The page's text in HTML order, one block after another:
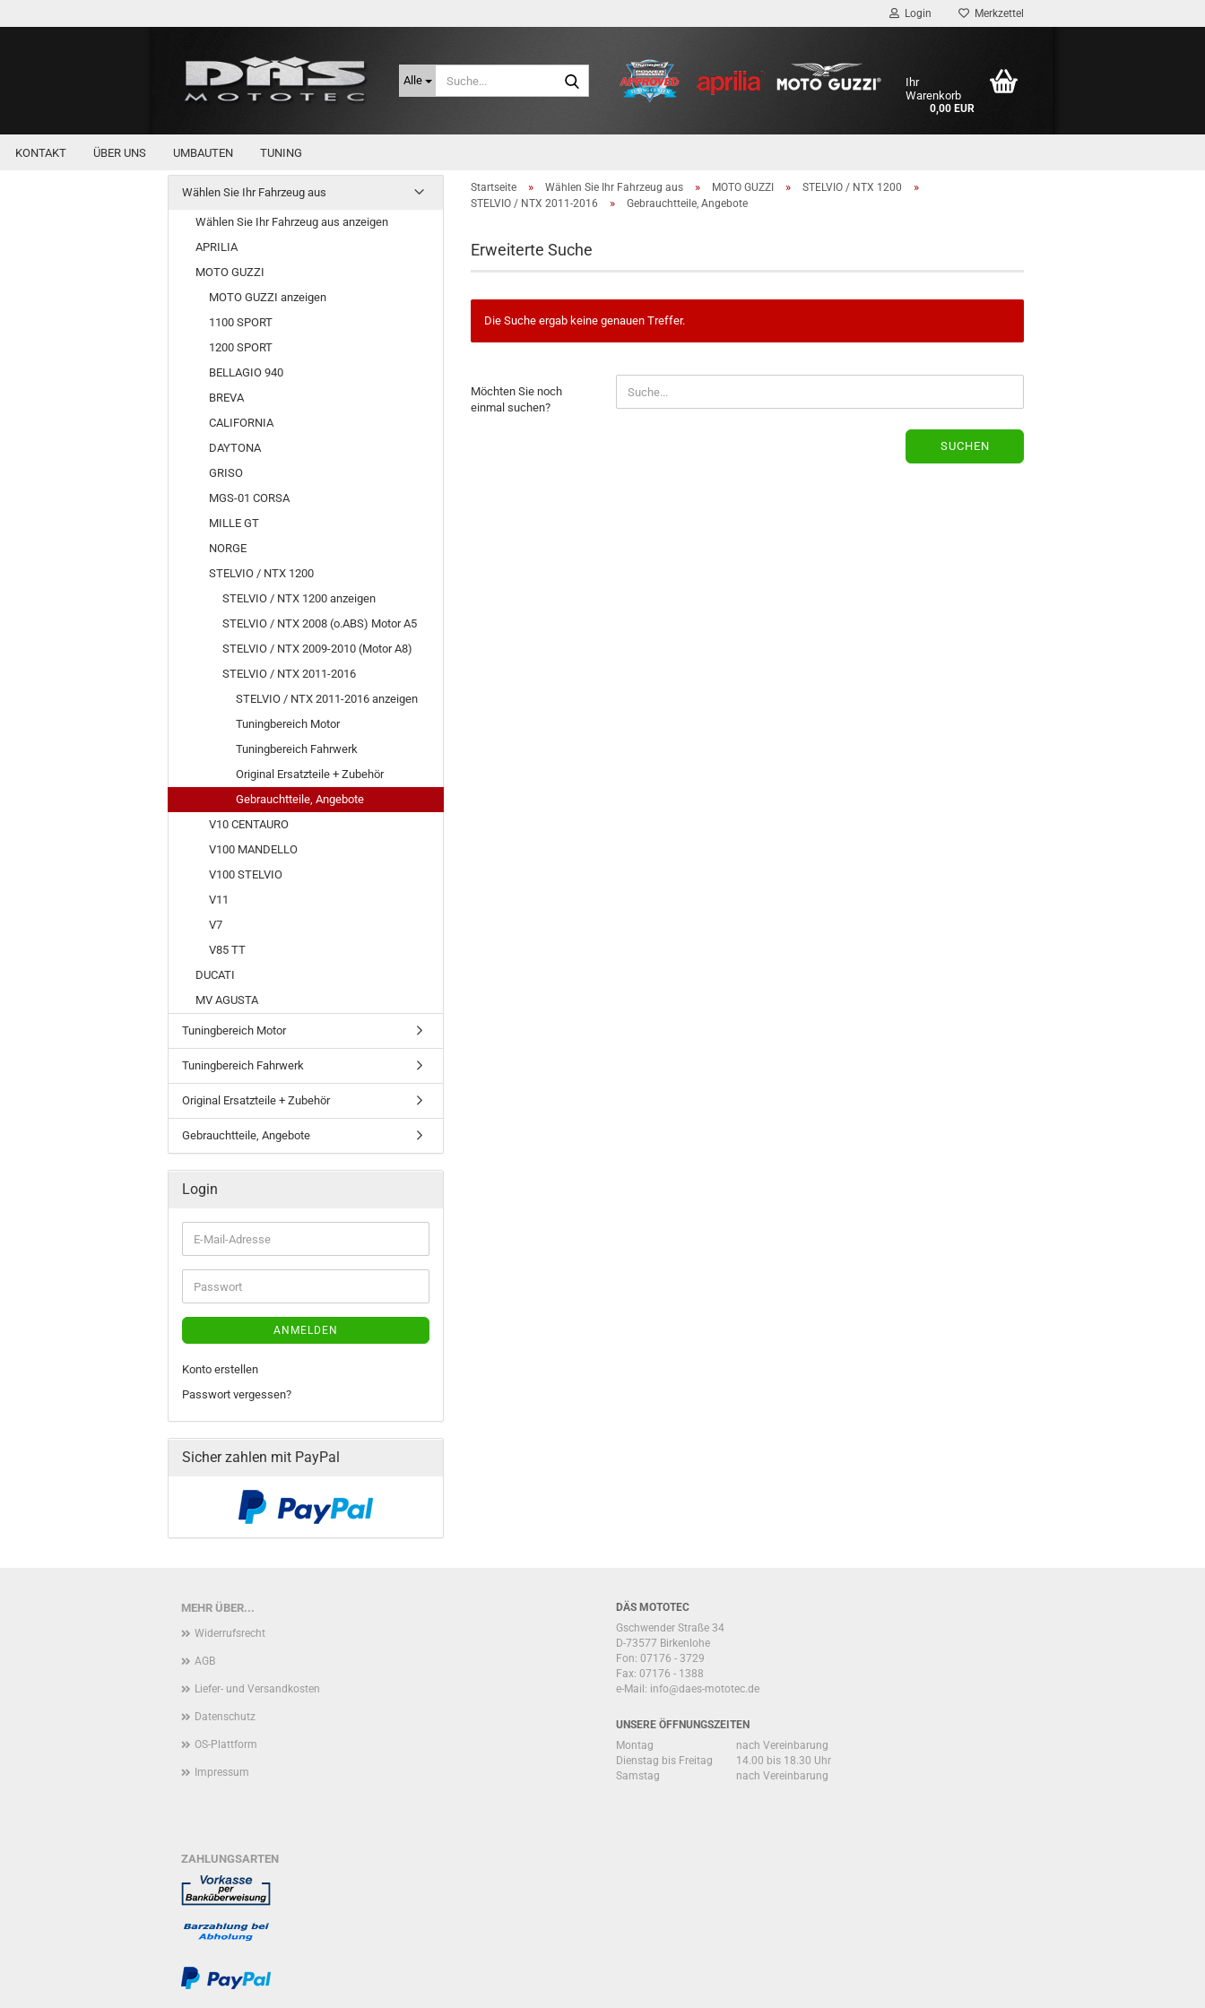
Login Merkzettel
Alle
Suche...
Ihr
Warenkorb
0,00 EUR
KONTAKT ÜBER UNS UMBAUTEN TUNING
Startseite » Wählen Sie Ihr Fahrzeug aus » MOTO GUZZI » STELVIO / NTX 1200 »
STELVIO / NTX 2011-2016 » Gebrauchtteile, Angebote
Erweiterte Suche
Die Suche ergab keine genauen Treffer.
SIE
NOCH
Möchten Sie noch
einmal suchen?
SUCHEN
Wählen Sie Ihr Fahrzeug aus
Wählen Sie Ihr Fahrzeug aus anzeigen
APRILIA
MOTO GUZZI
MOTO GUZZI anzeigen
1100 SPORT
1200 SPORT
BELLAGIO 940
BREVA
CALIFORNIA
DAYTONA
GRISO
MGS-01 CORSA
MILLE GT
NORGE
STELVIO / NTX 1200
STELVIO / NTX 1200 anzeigen
STELVIO / NTX 2008 (o.ABS) Motor A5
STELVIO / NTX 2009-2010 (Motor A8)
STELVIO / NTX 2011-2016
STELVIO / NTX 2011-2016 anzeigen
Tuningbereich Motor
Tuningbereich Fahrwerk
Original Ersatzteile + Zubehör
Gebrauchtteile, Angebote
V10 CENTAURO
V100 MANDELLO
V100 STELVIO
V11
V7
V85 TT
DUCATI
MV AGUSTA
Tuningbereich Motor
Tuningbereich Fahrwerk
Original Ersatzteile + Zubehör
Gebrauchtteile, Angebote
Login
E-
Mail-
Adresse
Passwort
ANMELDEN
Konto erstellen
Passwort vergessen?
Sicher zahlen mit PayPal
MEHR ÜBER...
Widerrufsrecht
AGB
Liefer- und Versandkosten
Datenschutz
OS-Plattform
Impressum
DÄS MOTOTEC
Gschwender Straße 34
D-73577 Birkenlohe
Fon: 07176 - 3729
Fax: 07176 - 1388
e-Mail: info@daes-mototec.de
UNSERE ÖFFNUNGSZEITEN
Montag
nach Vereinbarung
Dienstag bis Freitag
14.00 bis 18.30 Uhr
Samstag
nach Vereinbarung
ZAHLUNGSARTEN